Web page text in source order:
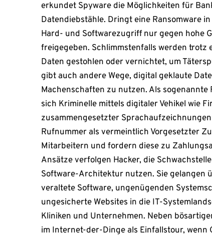
erkundet Spyware die Möglichkeiten für
Datendiebstähle. Dringt eine Ransomware
Hard- und Softwarezugriff nur gegen hohe
freigegeben. Schlimmstenfalls werden trotz
Daten gestohlen oder vernichtet, um
gibt auch andere Wege, digital geklaute
Machenschaften zu nutzen. Als
sich Kriminelle mittels digitaler Vehikel wie
zusammengesetzter
Rufnummer als vermeintlich Vorgesetzter
Mitarbeitern und fordern diese zu
Ansätze verfolgen Hacker, die
Software-Architektur nutzen. Sie gelangen
veraltete Software, ungenügenden
ungesicherte Websites in die IT-
Kliniken und Unternehmen. Neben
im Internet-der-Dinge als Einfallstour,